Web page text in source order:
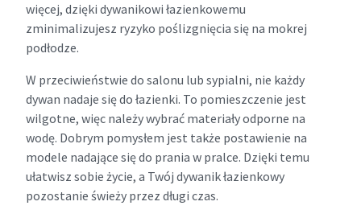
więcej, dzięki dywanikowi łazienkowemu
zminimalizujesz ryzyko poślizgnięcia się na mokrej
podłodze.
W przeciwieństwie do salonu lub sypialni, nie każdy
dywan nadaje się do łazienki. To pomieszczenie jest
wilgotne, więc należy wybrać materiały odporne na
wodę. Dobrym pomysłem jest także postawienie na
modele nadające się do prania w pralce. Dzięki temu
ułatwisz sobie życie, a Twój dywanik łazienkowy
pozostanie świeży przez długi czas.